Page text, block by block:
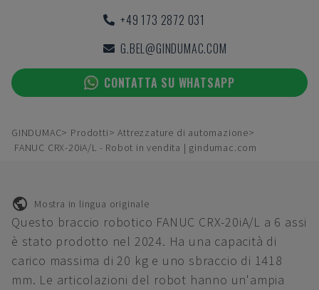
+49 173 2872 031
G.BEL@GINDUMAC.COM
CONTATTA SU WHATSAPP
GINDUMAC Prodotti
Attrezzature di automazione
FANUC CRX-20iA/L - Robot in vendita | gindumac.com
Mostra in lingua originale
Questo braccio robotico FANUC CRX-20iA/L a 6 assi
è stato prodotto nel 2024. Ha una capacità di
carico massima di 20 kg e uno sbraccio di 1418
mm. Le articolazioni del robot hanno un'ampia